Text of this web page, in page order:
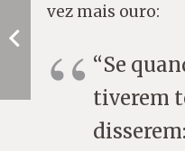
vez mais ouro:
“Se
tiverem